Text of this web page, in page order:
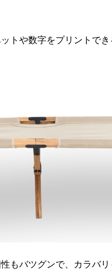
トや数字をプリントで
もバツグンで、カラバ